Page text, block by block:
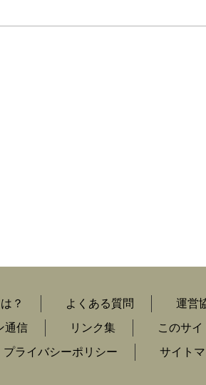
？ よくある質問 運営
通信 リンク集 このサ
プライバシーポリシー
サイト